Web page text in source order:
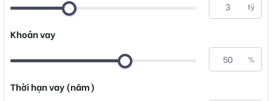
tỷ
Khoản vay
%
Thời hạn vay (năm)